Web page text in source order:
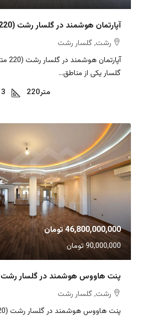
آپارتمان هوشمند در گلسار رشت (220 متر)
رشت, گلسار رشت
گلسار یکی از مناطق...
3 220متر
46,800,000,000 تومان
90,000,000 تومان
پنت هاووس هوشمند در گلسار رشت (520
رشت, گلسار رشت